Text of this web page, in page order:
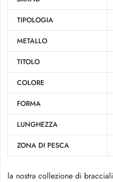
TIPOLOGIA
METALLO
TITOLO
COLORE
FORMA
LUNGHEZZA
ZONA DI PESCA
la nostra collezione di bracciali